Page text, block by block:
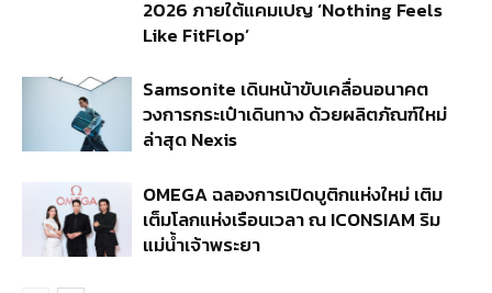
2026 ภายใต้แคมเปญ ‘Nothing Feels
Like FitFlop’
Samsonite เดินหน้าขับเคลื่อนอนาคต
วงการกระเป๋าเดินทาง ด้วยผลิตภัณฑ์ใหม่
ล่าสุด Nexis
OMEGA ฉลองการเปิดบูติกแห่งใหม่ เติม
เต็มโลกแห่งเรือนเวลา ณ ICONSIAM ริม
แม่น้ำเจ้าพระยา